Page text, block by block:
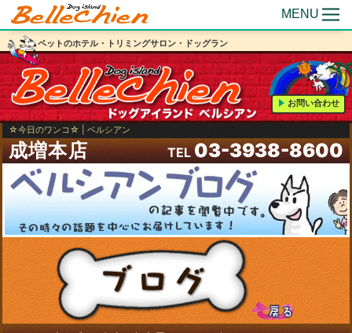
MENU
ペットのホテル・トリミングサロン・ドッグラン
お問い合わせ
☆今日のワンコ☆ | ベルシアン
成増本店 TEL 03-3938-8600